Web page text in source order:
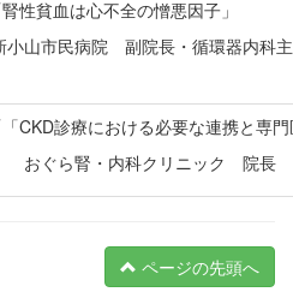
腎性貧血は心不全の憎悪因子」
小山市民病院 副院長・循環器内科
「CKD診療における必要な連携と専
おぐら腎・内科クリニック
ページの先頭へ